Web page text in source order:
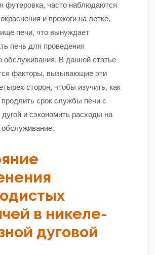
футеровка, часто наблюдаются
и прожоги на летке,
печи, что вынуждает
печь для проведения
обслуживания. В данной статье
факторы, вызывающие эти
сторон, чтобы изучить, как
срок службы печи с
дугой и сэкономить расходы на
обслуживание.
в никеле-
дуговой